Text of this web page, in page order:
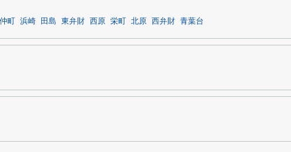
仲町 浜崎 田島 東弁財 西原 栄町 北原 西弁財 青葉台